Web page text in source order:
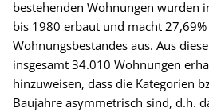
bestehenden Wohnungen wurden
bis 1980 erbaut und macht 27,69%
Wohnungsbestandes aus. Aus
insgesamt 34.010 Wohnungen
hinzuweisen, dass die Kategorien
Baujahre asymmetrisch sind, d.h.